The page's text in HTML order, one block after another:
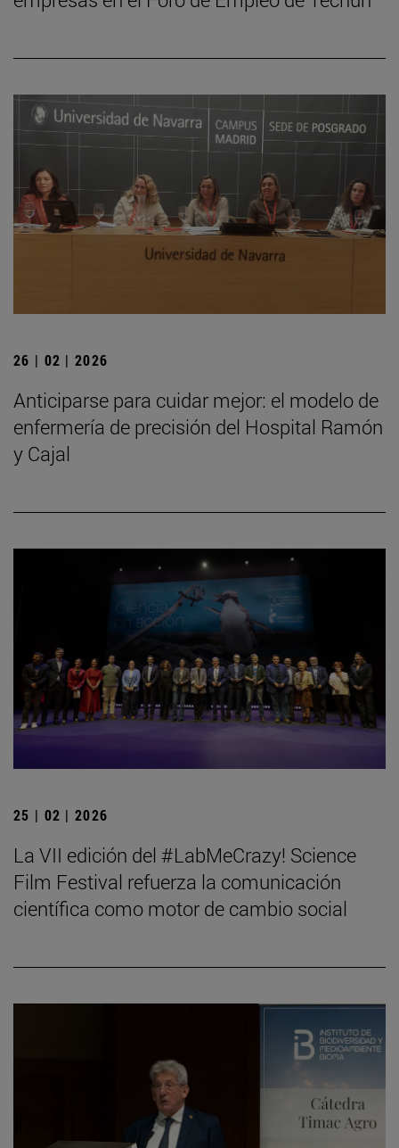
26 | 02 | 2026
Anticiparse para cuidar mejor: el modelo de
enfermería de precisión del Hospital Ramón
y Cajal
25 | 02 | 2026
La VII edición del #LabMeCrazy! Science
Film Festival refuerza la comunicación
científica como motor de cambio social